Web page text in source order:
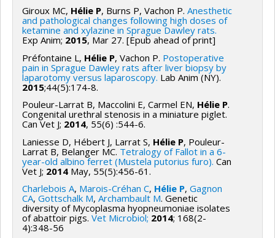
Giroux MC, Hélie P, Burns P, Vachon P. Anesthetic
and pathological changes following high doses of
ketamine and xylazine in Sprague Dawley rats.
Exp Anim; 2015, Mar 27. [Epub ahead of print]
Préfontaine L, Hélie P, Vachon P. Postoperative
pain in Sprague Dawley rats after liver biopsy by
laparotomy versus laparoscopy. Lab Anim (NY).
2015;44(5):174-8.
Pouleur-Larrat B, Maccolini E, Carmel EN, Hélie P.
Congenital urethral stenosis in a miniature piglet.
Can Vet J; 2014, 55(6) :544-6.
Laniesse D, Hébert J, Larrat S, Hélie P, Pouleur-
Larrat B, Belanger MC. Tetralogy of Fallot in a 6-
year-old albino ferret (Mustela putorius furo). Can
Vet J; 2014 May, 55(5):456-61.
Charlebois A, Marois-Créhan C, Hélie P, Gagnon
CA, Gottschalk M, Archambault M. Genetic
diversity of Mycoplasma hyopneumoniae isolates
of abattoir pigs. Vet Microbiol; 2014; 168(2-
4):348-56